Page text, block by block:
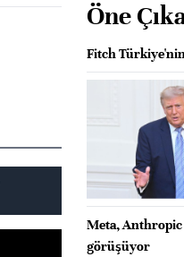
Öne
Fitch
Meta, Anthropic
görüşüyor